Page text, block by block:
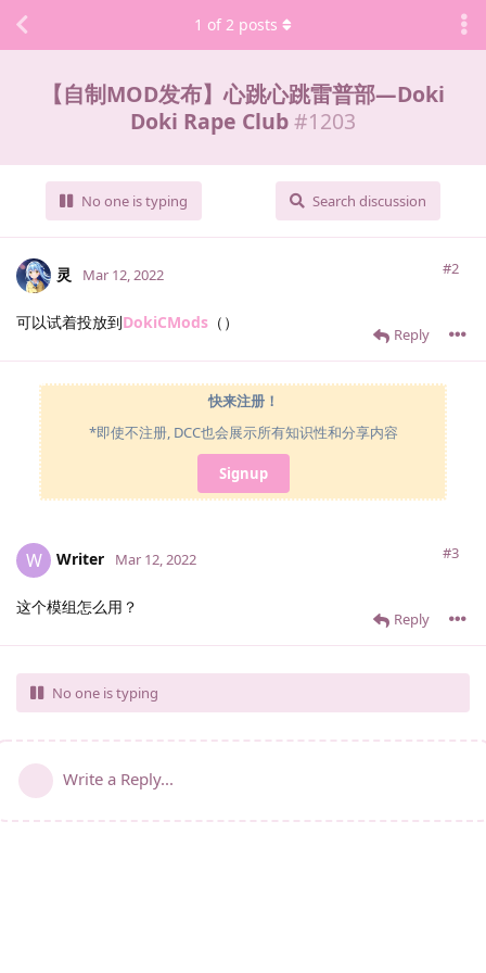
【自制MOD发布】心跳心跳雷普部—Doki
Doki Rape Club#1203
No one is typing Search discussion
1 of 2 posts
灵 #2
Mar 12, 2022
可以试着投放到DokiCMods （）
Reply
快来注册！
*即使不注册, DCC也会展示所有知识性和分享内容
Signup
W Writer #3
Mar 12, 2022
这个模组怎么用？
Reply
No one is typing
Write a Reply...